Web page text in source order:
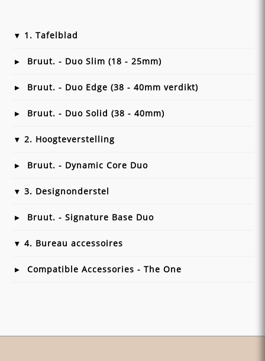
1. Tafelblad
Bruut. - Duo Slim (18 - 25mm)
Bruut. - Duo Edge (38 - 40mm verdikt)
Bruut. - Duo Solid (38 - 40mm)
2. Hoogteverstelling
Bruut. - Dynamic Core Duo
3. Designonderstel
Bruut. - Signature Base Duo
4. Bureau accessoires
Compatible Accessories - The One